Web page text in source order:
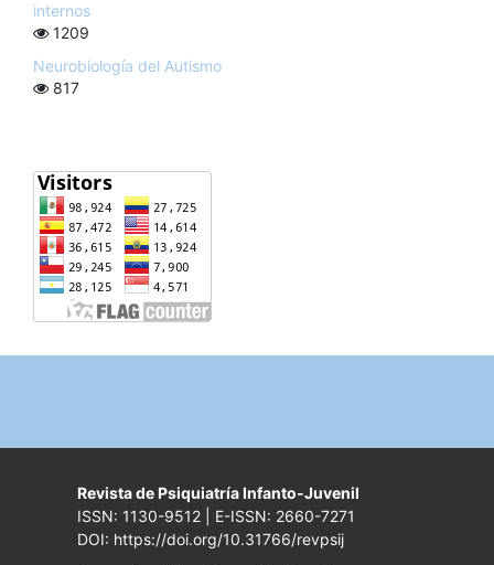
internos
1209
Neurobiología del Autismo
817
Revista de Psiquiatría Infanto-Juvenil
ISSN: 1130-9512 | E-ISSN: 2660-7271
DOI: https://doi.org/10.31766/revpsij